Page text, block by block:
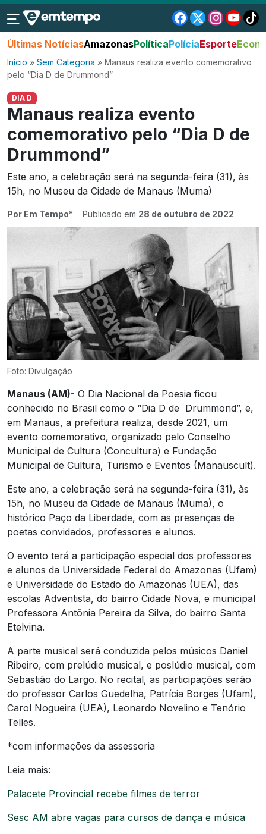
Últimas NotíciasAmazonasPolíticaPolíciaEsporte
Início » Sem Categoria » Manaus realiza evento comemorativo
pelo “Dia D de Drummond”
DIA D
Manaus realiza evento
comemorativo pelo “Dia D de
Drummond”
Este ano, a celebração será na segunda-feira (31), às
15h, no Museu da Cidade de Manaus (Muma)
Por Em Tempo* Publicado em 28 de outubro de 2022
Foto: Divulgação
Manaus (AM)- O Dia Nacional da Poesia ficou
conhecido no Brasil como o “Dia D de Drummond”, e,
em Manaus, a prefeitura realiza, desde 2021, um
evento comemorativo, organizado pelo Conselho
Municipal de Cultura (Concultura) e Fundação
Municipal de Cultura, Turismo e Eventos (Manauscult).
Este ano, a celebração será na segunda-feira (31), às
15h, no Museu da Cidade de Manaus (Muma), o
histórico Paço da Liberdade, com as presenças de
poetas convidados, professores e alunos.
O evento terá a participação especial dos professores
e alunos da Universidade Federal do Amazonas (Ufam)
e Universidade do Estado do Amazonas (UEA), das
escolas Adventista, do bairro Cidade Nova, e municipal
Professora Antônia Pereira da Silva, do bairro Santa
Etelvina.
A parte musical será conduzida pelos músicos Daniel
Ribeiro, com prelúdio musical, e poslúdio musical, com
Sebastião do Largo. No recital, as participações serão
do professor Carlos Guedelha, Patrícia Borges (Ufam),
Carol Nogueira (UEA), Leonardo Novelino e Tenório
Telles.
*com informações da assessoria
Leia mais:
Palacete Provincial recebe filmes de terror
Sesc AM abre vagas para cursos de dança e música